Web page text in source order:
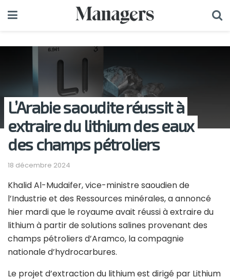
L’Arabie saoudite réussit à
extraire du lithium des eaux
des champs pétroliers
18 décembre 2024
Khalid Al-Mudaifer, vice-ministre saoudien de
l’Industrie et des Ressources minérales, a annoncé
hier mardi que le royaume avait réussi à extraire du
lithium à partir de solutions salines provenant des
champs pétroliers d’Aramco, la compagnie
nationale d’hydrocarbures.
Le projet d’extraction du lithium est dirigé par Lithium